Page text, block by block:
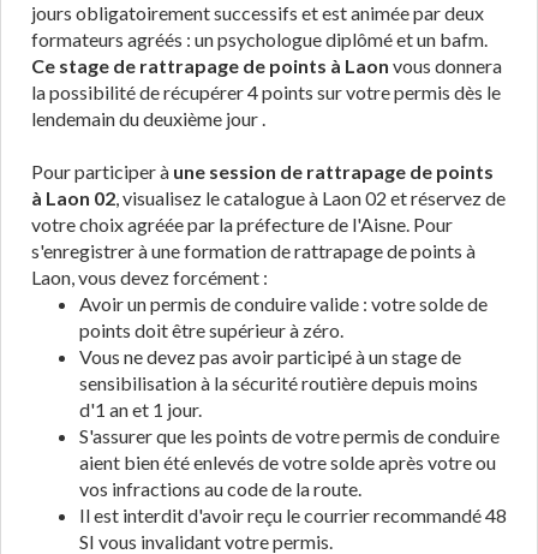
jours obligatoirement successifs et est animée par deux
formateurs agréés : un psychologue diplômé et un bafm.
Ce stage de rattrapage de points à Laon vous donnera
la possibilité de récupérer 4 points sur votre permis dès le
lendemain du deuxième jour .
Pour participer à une session de rattrapage de points
à Laon 02, visualisez le catalogue à Laon 02 et réservez de
votre choix agréée par la préfecture de l'Aisne. Pour
s'enregistrer à une formation de rattrapage de points à
Laon, vous devez forcément :
Avoir un permis de conduire valide : votre solde de
points doit être supérieur à zéro.
Vous ne devez pas avoir participé à un stage de
sensibilisation à la sécurité routière depuis moins
d'1 an et 1 jour.
S'assurer que les points de votre permis de conduire
aient bien été enlevés de votre solde après votre ou
vos infractions au code de la route.
Il est interdit d'avoir reçu le courrier recommandé 48
SI vous invalidant votre permis.